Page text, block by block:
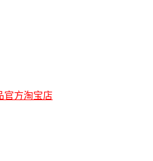
官方淘宝店